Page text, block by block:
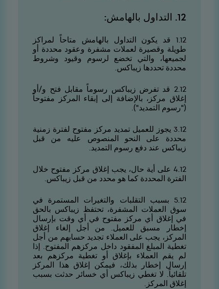
21. التداول بالهامش:
21.1 قد يكون التداول بالهامش متاحاً لمراكز
طويلة وقصيرة لعملات مشفرة وعقود محددة أو
لجميعها، والتي تخضع لرسوم وقيود وشروط
محددة تحددها زيباكس.
21.2 قد تفرض زيباكس رسوماً مقابل فتح و/أو
إغلاق مركز، بالإضافة إلى إبقاء المركز مفتوحاً
("رسوم التمديد").
21.3 يجوز للعميل تمديد مركز مفتوح لفترة زمنية
محددة على النحو المنصوص عليه من قبل
زيباكس عند دفع رسوم التمديد.
21.4 على أية حال، يجب إغلاق مركز مفتوح خلال
الفترة المحددة كما هو محدد من قبل زيباكس.
21.5 بسبب التقلبات والتغيرات المستمرة في
سوق العملات المشفرة، تحتفظ زيباكس بالحق
في إغلاق أي مركز مفتوح في أي وقت بإرسال
إخطار مسبق للعميل. من أجل إلغاء إغلاق
المركز، يجب على العملاء تجديد حسابهم من أجل
تغطية المبلغ المفقود داخل مركزهم المفتوح. إذا
لم يقم العملاء بإغلاق أو تغطية مركزهم بعد
إرسال إخطار بذلك، فيمكن إغلاق هذا المركز
تلقائياً. لا تغطي زيباكس أي خسائر حدثت بسبب
إغلاق المركز.